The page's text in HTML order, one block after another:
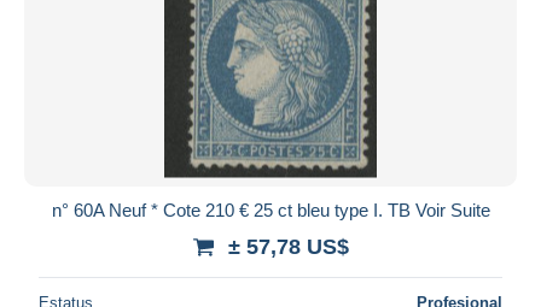
n° 60A Neuf * Cote 210 € 25 ct bleu type I. TB Voir Suite
± 57,78 US$
Estatus Profesional